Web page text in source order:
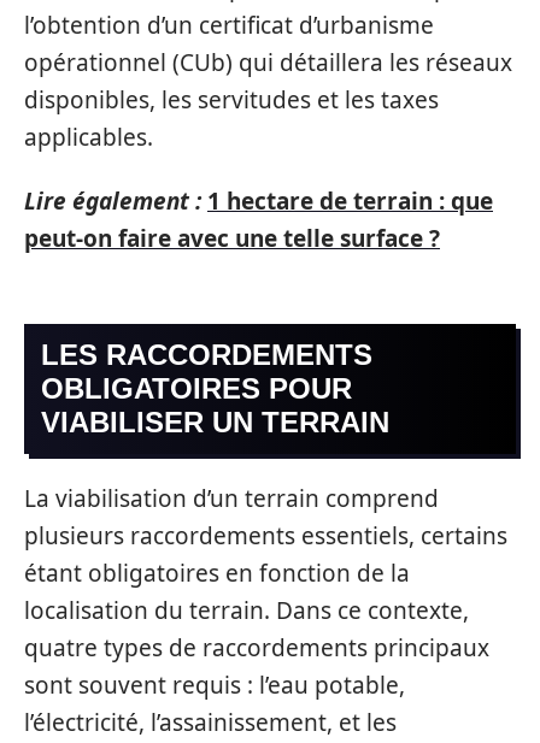
l’obtention d’un certificat d’urbanisme
opérationnel (CUb) qui détaillera les réseaux
disponibles, les servitudes et les taxes
applicables.
Lire également : 1 hectare de terrain : que
peut-on faire avec une telle surface ?
LES RACCORDEMENTS
OBLIGATOIRES POUR
VIABILISER UN TERRAIN
La viabilisation d’un terrain comprend
plusieurs raccordements essentiels, certains
étant obligatoires en fonction de la
localisation du terrain. Dans ce contexte,
quatre types de raccordements principaux
sont souvent requis : l’eau potable,
l’électricité, l’assainissement, et les